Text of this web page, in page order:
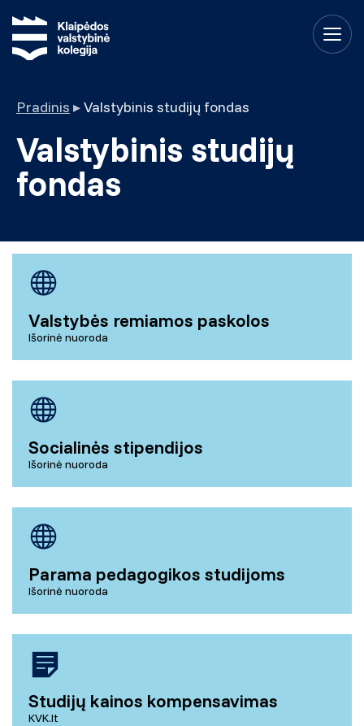
Pradinis ▸Valstybinis studijų fondas
Valstybinis studijų
fondas
Valstybės remiamos paskolos
Išorinė nuoroda
Socialinės stipendijos
Išorinė nuoroda
Parama pedagogikos studijoms
Išorinė nuoroda
Studijų kainos kompensavimas
KVK.lt